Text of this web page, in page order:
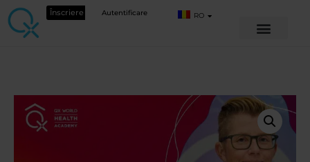
Înscriere Autentificare RO